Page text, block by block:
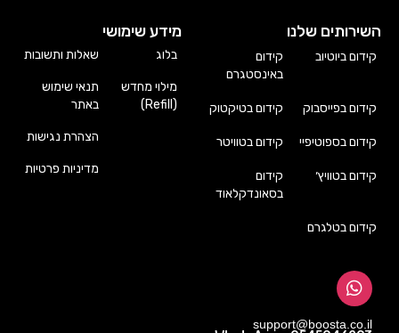
השירותים שלנו
קידום ביוטיוב
קידום
באינסטגרם
קידום בפייסבוק קידום בטיקטוק
קידום בספוטיפיי קידום בטוויטר
קידום בטוויץ׳
קידום
בסאונדקלאוד
קידום בטלגרם
מידע שימושי
בלוג
מילוי מחדש
(Refill)
שאלות ותשובות
תנאי שימוש
באתר
הצהרת נגישות
מדיניות פרטיות
support@boosta.co.il